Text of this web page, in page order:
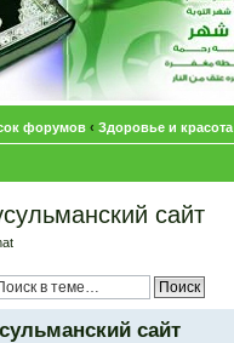
форумов ‹ Здоровье и красота
сайт
сайт